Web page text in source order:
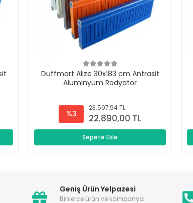
Duffmart Alize 30x183 cm Antrasit
Alüminyum Radyatör
%3
23.597,94 TL
22.890,00 TL
Sepete Ekle
Geniş Ürün Yelpazesi
Binlerce ürün ve kampanya